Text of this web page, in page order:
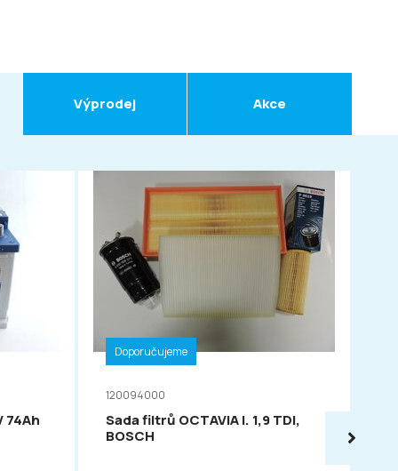
Výprodej Akce
74Ah
Doporučujeme
120094000
Sada filtrů OCTAVIA I. 1,9 TDI,
BOSCH